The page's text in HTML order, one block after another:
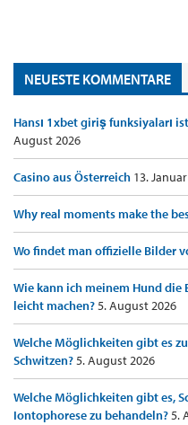
NEUESTE KOMMENTARE
Hansı 1xbet giriş funksiyaları
August 2026
Casino aus Österreich 13.
Why real moments make the
Wo findet man offizielle Bilder
Wie kann ich meinem Hund
leicht machen?5. August 2026
Welche Möglichkeiten gibt es
Schwitzen?5. August 2026
Welche Möglichkeiten gibt es,
Iontophorese zu behandeln?5.